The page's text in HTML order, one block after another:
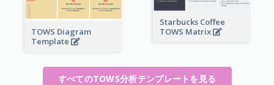
Starbucks Coffee
TOWS Matrix
TOWS Diagram
Template
すべてのTOWS分析テンプレートを見る